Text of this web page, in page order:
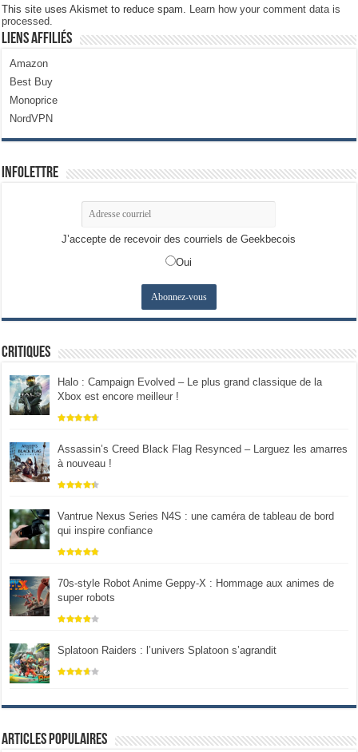
This site uses Akismet to reduce spam.
Learn how your comment data is
processed.
Liens Affiliés
Amazon
Best Buy
Monoprice
NordVPN
Infolettre
J’accepte de recevoir des courriels de Geekbecois
Oui
Critiques
Halo : Campaign Evolved – Le plus grand classique de la
Xbox est encore meilleur !
Assassin’s Creed Black Flag Resynced – Larguez les amarres
à nouveau !
Vantrue Nexus Series N4S : une caméra de tableau de bord
qui inspire confiance
70s-style Robot Anime Geppy-X : Hommage aux animes de
super robots
Splatoon Raiders : l’univers Splatoon s’agrandit
Articles populaires